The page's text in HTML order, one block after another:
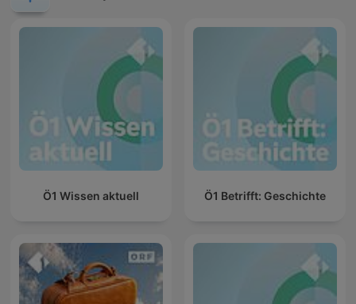
Ö1 Wissen aktuell Ö1 Betrifft: Geschichte